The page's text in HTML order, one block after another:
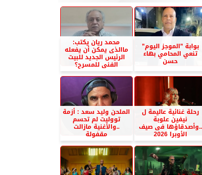
بوابة ”الموجز اليوم”
تنعي المحامي بهاء
حسن
محمد ريان يكتب:
ماالذى يمكن أن يفعله
الرئيس الجديد للبيت
الفنى للمسرح؟
رحلة غنائية عاليمة ل
نيفين علوبة
..وأصدقاؤها فى صيف
الأوبرا 2026
الملحن وليد سعد : أزمة
تووليت لم تحسم
..والأغنية مازالت
مقفولة